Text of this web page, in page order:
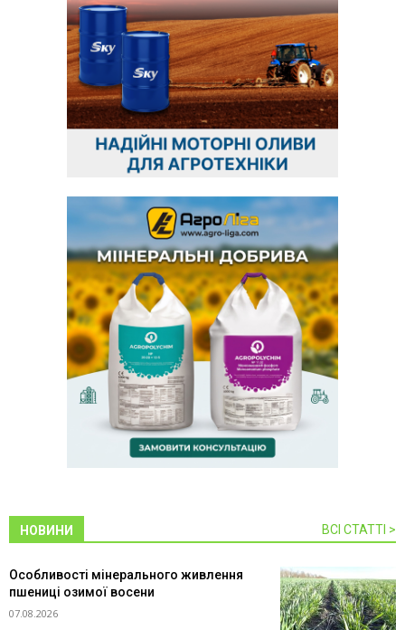
НОВИНИ ВСІ СТАТТІ >
Особливості мінерального живлення
пшениці озимої восени
07.08.2026